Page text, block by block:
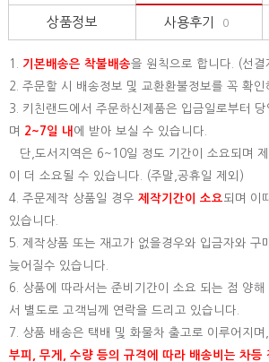
상품정보 사용후기 0
1. 기본배송은 착불배송을 원칙으로 합니다. (선
2. 주문할 시 배송정보 및 교환환불정보를 꼭 확인
3. 키친랜드에서 주문하신제품은 입금일로부터
며
2~7일 내 에 받아 보실 수 있습니다.
단,도서지역은 6~10일 정도 기간이 소요되며
이 더 소요될 수 있습니다. (주말,공휴일 제외)
4. 주문제작 상품일 경우 제작기간이 소요되며 이
있습니다.
5. 제작상품 또는 재고가 없을경우와 입금자와 구
늦어질수 있습니다.
6. 상품에 따라서는 준비기간이 소요 되는 점 양해
서 별도로 고객님께 연락을 드리고 있습니다.
7. 상품 배송은 택배 및 화물차 출고로 이루어지며,
부피, 무게, 수량 등의 규격에 따라 배송비는 차등